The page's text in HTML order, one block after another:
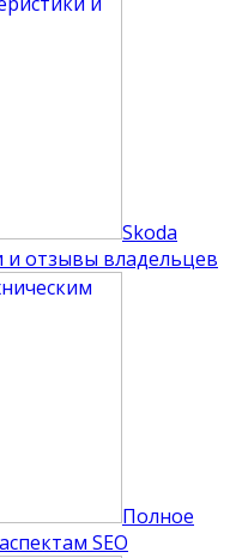
Skoda
и отзывы владельцев
Полное
SEO